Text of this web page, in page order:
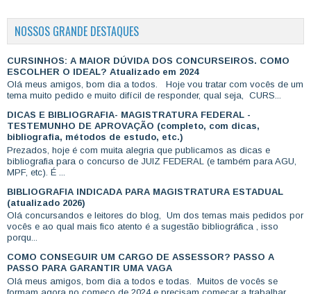
NOSSOS GRANDE DESTAQUES
CURSINHOS: A MAIOR DÚVIDA DOS CONCURSEIROS. COMO
ESCOLHER O IDEAL? Atualizado em 2024
Olá meus amigos, bom dia a todos. Hoje vou tratar com vocês de um
tema muito pedido e muito difícil de responder, qual seja, CURS...
DICAS E BIBLIOGRAFIA- MAGISTRATURA FEDERAL -
TESTEMUNHO DE APROVAÇÃO (completo, com dicas,
bibliografia, métodos de estudo, etc.)
Prezados, hoje é com muita alegria que publicamos as dicas e
bibliografia para o concurso de JUIZ FEDERAL (e também para AGU,
MPF, etc). É ...
BIBLIOGRAFIA INDICADA PARA MAGISTRATURA ESTADUAL
(atualizado 2026)
Olá concursandos e leitores do blog, Um dos temas mais pedidos por
vocês e ao qual mais fico atento é a sugestão bibliográfica , isso
porqu...
COMO CONSEGUIR UM CARGO DE ASSESSOR? PASSO A
PASSO PARA GARANTIR UMA VAGA
Olá meus amigos, bom dia a todos e todas. Muitos de vocês se